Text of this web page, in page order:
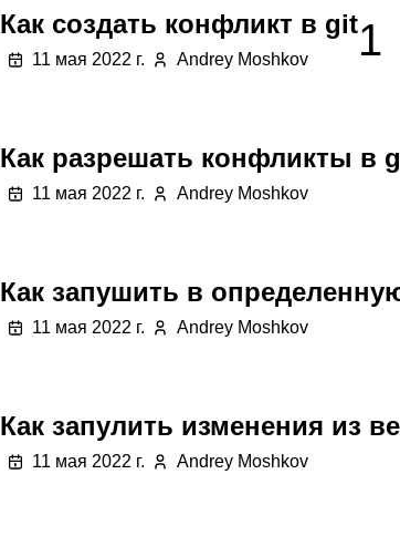
Как создать конфликт в git
11 мая 2022 г. Andrey Moshkov 1
Как разрешать конфликты в
11 мая 2022 г. Andrey Moshkov
Как запушить в
11 мая 2022 г. Andrey Moshkov
Как запулить изменения из
11 мая 2022 г. Andrey Moshkov